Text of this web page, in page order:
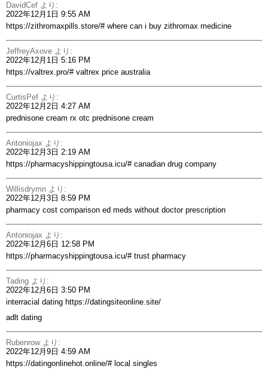
DavidCef より:
2022年12月1日 9:55 AM
https://zithromaxpills.store/#where can i buy zithromax medicine
JeffreyAxove より:
2022年12月1日 5:16 PM
https://valtrex.pro/#valtrex price australia
CurtisPef より:
2022年12月2日 4:27 AM
prednisone cream rx otc prednisone cream
Antoniojax より:
2022年12月3日 2:19 AM
https://pharmacyshippingtousa.icu/#canadian drug company
Willisdrymn より:
2022年12月3日 8:59 PM
pharmacy cost comparison ed meds without doctor prescription
Antoniojax より:
2022年12月6日 12:58 PM
https://pharmacyshippingtousa.icu/#trust pharmacy
Tading より:
2022年12月6日 3:50 PM
interracial dating https://datingsiteonline.site/
adlt dating
Rubenrow より:
2022年12月9日 4:59 AM
https://datingonlinehot.online/#local singles